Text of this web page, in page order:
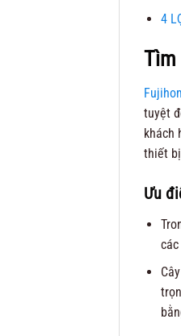
4
Tìm
tuyệt
khách
thiết
Ưu